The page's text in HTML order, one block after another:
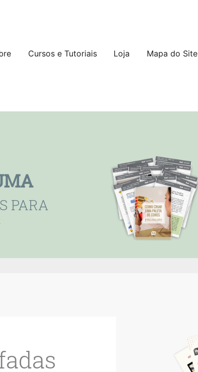
Cursos e Tutoriais Loja Mapa do Site
PARA